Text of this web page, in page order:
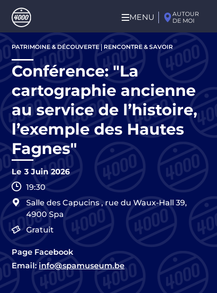
Aller au contenu principal
MENU
AUTOUR
DE MOI
Aller
au
contenu
principal
PATRIMOINE & DÉCOUVERTE RENCONTRE & SAVOIR
Conférence: "La
cartographie ancienne
au service de l’histoire,
l’exemple des Hautes
Fagnes"
Le 3 Juin 2026
19:30
Salle des Capucins,rue du Waux-Hall 39,
4900Spa
Gratuit
Page Facebook
Email:info@spamuseum.be